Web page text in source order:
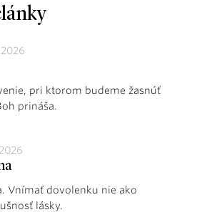
pri ktorom budeme žasnúť
prináša.
Vnímať dovolenku nie ako
lásky.